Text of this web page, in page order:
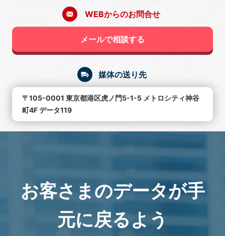
WEBからのお問合せ
メールで相談する
媒体の送り先
〒105-0001 東京都港区虎ノ門5-1-5 メトロシティ神谷
町4F データ119
お客さまのデータが手
元に戻るよう